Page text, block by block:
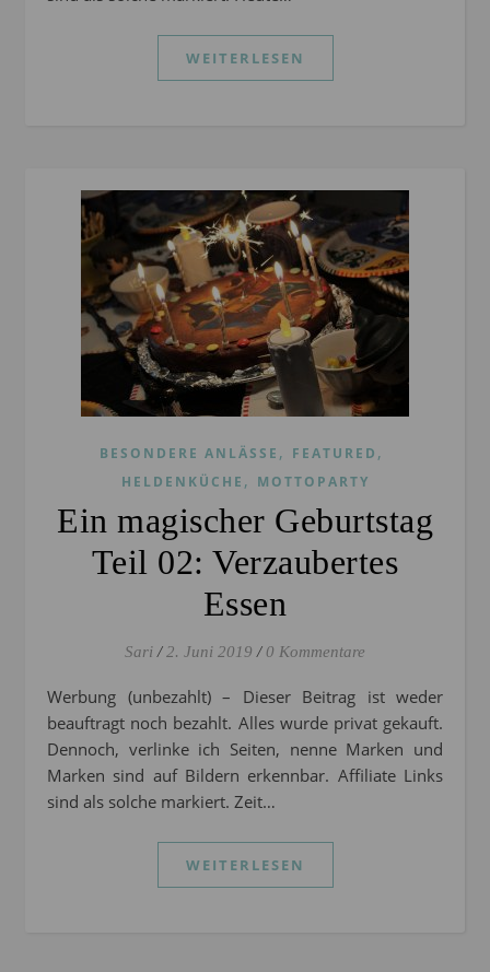
WEITERLESEN
BESONDERE ANLÄSSE , FEATURED ,
HELDENKÜCHE , MOTTOPARTY
Ein magischer Geburtstag
Teil 02: Verzaubertes
Essen
Sari / 2. Juni 2019 / 0 Kommentare
Werbung (unbezahlt) – Dieser Beitrag ist weder
beauftragt noch bezahlt. Alles wurde privat gekauft.
Dennoch, verlinke ich Seiten, nenne Marken und
Marken sind auf Bildern erkennbar. Affiliate Links
sind als solche markiert. Zeit…
WEITERLESEN